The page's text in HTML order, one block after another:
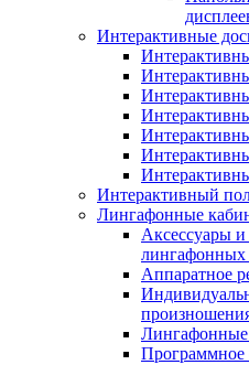
Интерактивные
Интерактивный
Лингафонные
Аксессуары
лингафонных
Аппаратное
Программное